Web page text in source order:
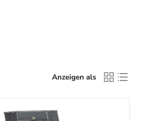
Anzeigen als